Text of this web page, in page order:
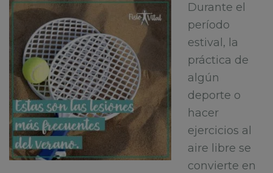
Durante el
período
estival, la
práctica de
algún
deporte o
hacer
ejercicios al
aire libre se
convierte en